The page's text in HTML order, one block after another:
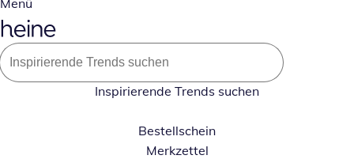
Menü
Inspirierende Trends suchen
Bestellschein
Merkzettel